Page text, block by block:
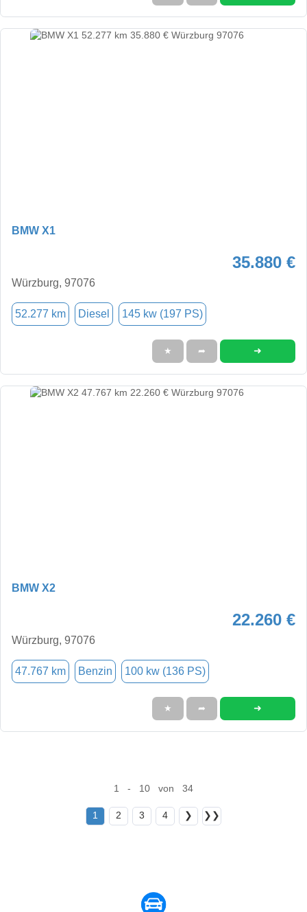
BMW X1
35.880 €
Würzburg, 97076
52.277 km Diesel 145 kw (197 PS)
★ ➦ ➜
BMW X2
22.260 €
Würzburg, 97076
47.767 km Benzin 100 kw (136 PS)
★ ➦ ➜
1 - 10 von 34
1 2 3 4 ❯ ❯❯